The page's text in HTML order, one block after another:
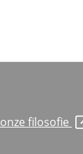
filosofie